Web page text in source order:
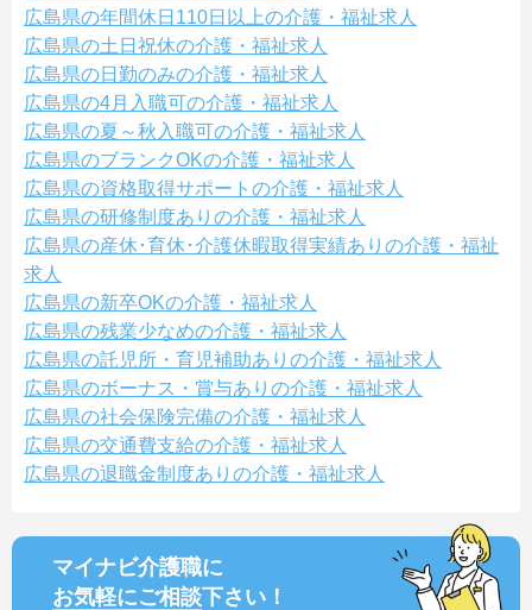
広島県の年間休日110日以上の介護・福祉求人
広島県の土日祝休の介護・福祉求人
広島県の日勤のみの介護・福祉求人
広島県の4月入職可の介護・福祉求人
広島県の夏～秋入職可の介護・福祉求人
広島県のブランクOKの介護・福祉求人
広島県の資格取得サポートの介護・福祉求人
広島県の研修制度ありの介護・福祉求人
広島県の産休･育休･介護休暇取得実績ありの介護・福祉
求人
広島県の新卒OKの介護・福祉求人
広島県の残業少なめの介護・福祉求人
広島県の託児所・育児補助ありの介護・福祉求人
広島県のボーナス・賞与ありの介護・福祉求人
広島県の社会保険完備の介護・福祉求人
広島県の交通費支給の介護・福祉求人
広島県の退職金制度ありの介護・福祉求人
マイナビ介護職に
お気軽にご相談下さい！